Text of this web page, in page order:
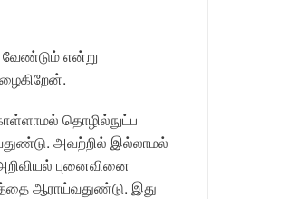
வேண்டும் என்று
தொழில்நுட்ப
அவற்றில் இல்லாமல்
புனைவினை
ஆராய்வதுண்டு. இது